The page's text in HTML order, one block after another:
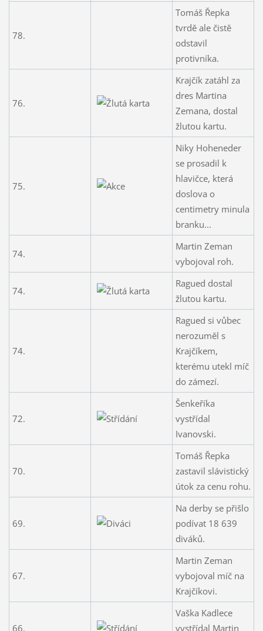
78.
Tomáš Řepka
tvrdě ale čistě
odstavil
protivníka.
76.
Krajčík zatáhl za
dres Martina
Zemana, dostal
žlutou kartu.
75.
Niky Hoheneder
se prosadil k
hlavičce, která
doslova o
centimetry minula
branku...
74.
Martin Zeman
vybojoval roh.
74.
Ragued dostal
žlutou kartu.
74.
Ragued si vůbec
nerozuměl s
Krajčíkem,
kterému utekl míč
do zámezí.
72.
Šenkeříka
vystřídal
Ivanovski.
70.
Tomáš Řepka
zastavil slávistický
útok za cenu rohu.
69.
Na derby se přišlo
podívat 18 639
diváků.
67.
Martin Zeman
vybojoval míč na
Krajčíkovi.
66.
Vaška Kadlece
vystřídal Martin